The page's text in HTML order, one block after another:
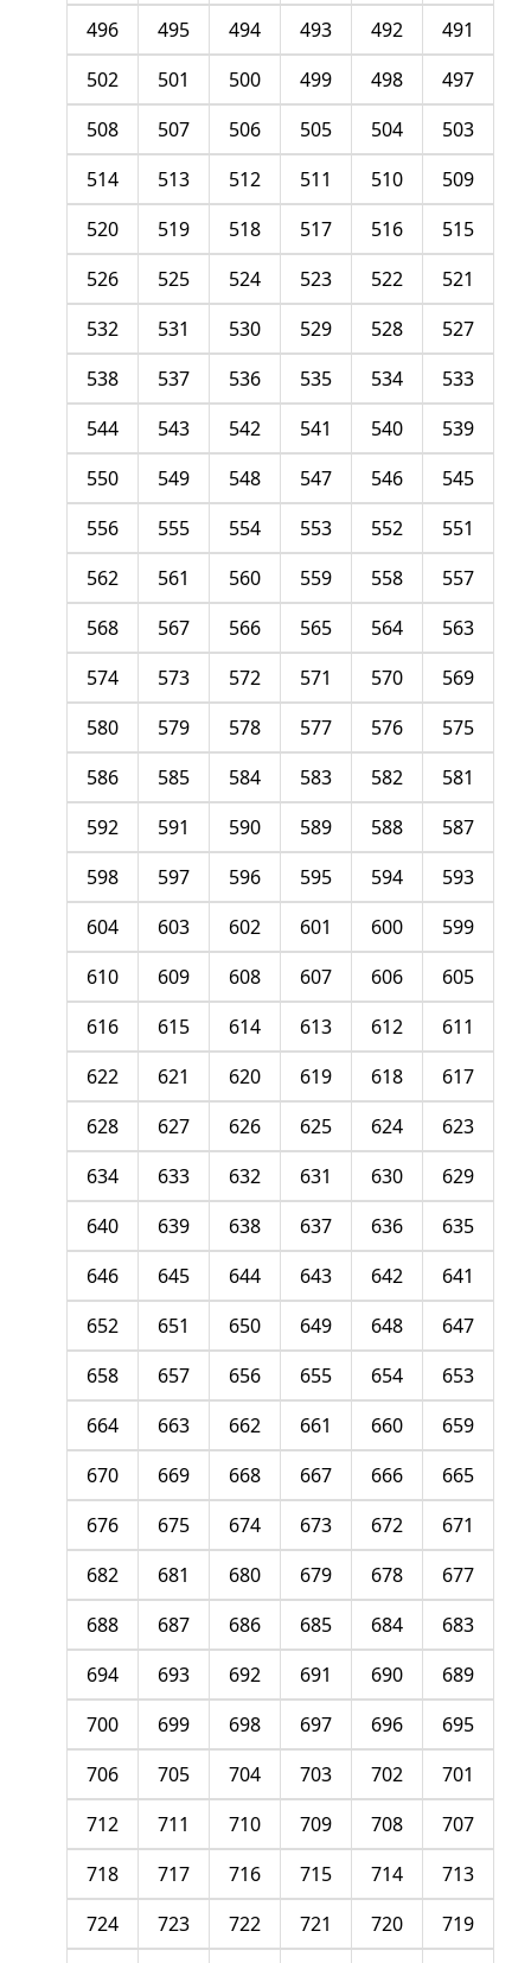
491
492
493
494
495
496
497
498
499
500
501
502
503
504
505
506
507
508
509
510
511
512
513
514
515
516
517
518
519
520
521
522
523
524
525
526
527
528
529
530
531
532
533
534
535
536
537
538
539
540
541
542
543
544
545
546
547
548
549
550
551
552
553
554
555
556
557
558
559
560
561
562
563
564
565
566
567
568
569
570
571
572
573
574
575
576
577
578
579
580
581
582
583
584
585
586
587
588
589
590
591
592
593
594
595
596
597
598
599
600
601
602
603
604
605
606
607
608
609
610
611
612
613
614
615
616
617
618
619
620
621
622
623
624
625
626
627
628
629
630
631
632
633
634
635
636
637
638
639
640
641
642
643
644
645
646
647
648
649
650
651
652
653
654
655
656
657
658
659
660
661
662
663
664
665
666
667
668
669
670
671
672
673
674
675
676
677
678
679
680
681
682
683
684
685
686
687
688
689
690
691
692
693
694
695
696
697
698
699
700
701
702
703
704
705
706
707
708
709
710
711
712
713
714
715
716
717
718
719
720
721
722
723
724